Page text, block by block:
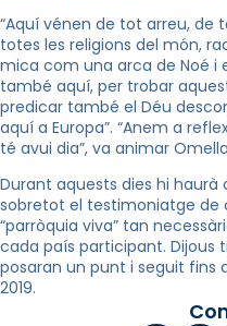
“Aquí vénen de tot arreu, de
totes les religions del món,
mica com una arca de Noé i
també aquí, per trobar
predicar també el Déu
aquí a Europa”. “Anem a
té avui dia”, va animar
Durant aquests dies hi
sobretot el testimoniatge de
“parròquia viva” tan
cada país participant. Dijous
posaran un punt i seguit fins
2019.